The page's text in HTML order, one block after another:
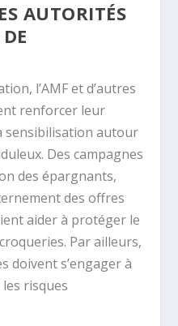
AUTORITÉS
l’AMF et d’autres
renforcer leur
sensibilisation autour
Des campagnes
des épargnants,
des offres
aider à protéger le
Par ailleurs,
doivent s’engager à
risques